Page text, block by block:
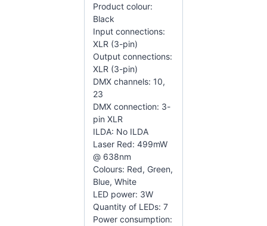
Product colour:
Black
Input connections:
XLR (3-pin)
Output connections:
XLR (3-pin)
DMX channels: 10,
23
DMX connection: 3-
pin XLR
ILDA: No ILDA
Laser Red: 499mW
@ 638nm
Colours: Red, Green,
Blue, White
LED power: 3W
Quantity of LEDs: 7
Power consumption: